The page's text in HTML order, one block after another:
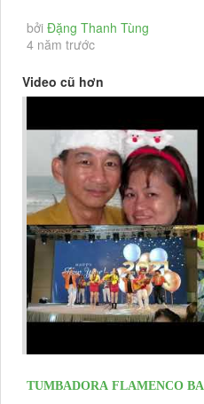
DIỄN CÁC SỰ KIỆN GIỚI...
bởi Đặng Thanh Tùng
4 năm trước
Video cũ hơn
TUMBADORA FLAMENCO